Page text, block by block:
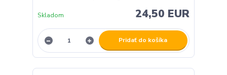
24,50 EUR
Skladom
Pridať do košíka